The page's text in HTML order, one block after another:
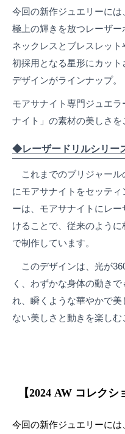
今回の新作ジュエリーには
極上の輝きを放つレーザ
ネックレスとブレスレッ
初採用となる星形にカッ
デザインがラインナップ。
モアサナイト専門ジュエ
ナイト」の素材の美しさを
◆レーザードリルシリー
これまでのブリジャール
にモアサナイトをセッテ
ーは、モアサナイトにレ
けることで、従来のよう
で制作しています。
このデザインは、光が
く、わずかな身体の動き
れ、瞬くような華やかで
ない美しさと動きを楽しむ
【2024 AW コレク
今回の新作ジュエリーには